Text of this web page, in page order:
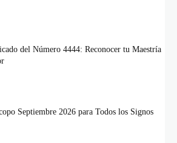
del Número 4444: Reconocer tu Maestría
Septiembre 2026 para Todos los Signos